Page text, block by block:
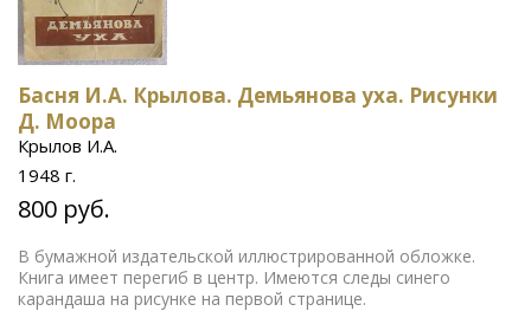
Басня И.А. Крылова. Демьянова уха. Рисунки
Д. Моора
Крылов И.А.
1948 г.
800 руб.
В бумажной издательской иллюстрированной обложке.
Книга имеет перегиб в центр. Имеются следы синего
карандаша на рисунке на первой странице.